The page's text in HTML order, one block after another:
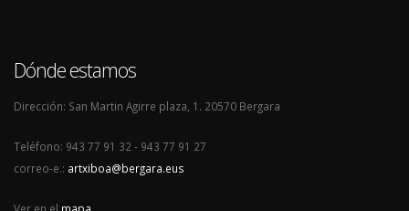
Dónde estamos
Dirección: San Martin Agirre plaza, 1. 20570 Bergara
Teléfono: 943 77 91 32 - 943 77 91 27
correo-e.: artxiboa@bergara.eus